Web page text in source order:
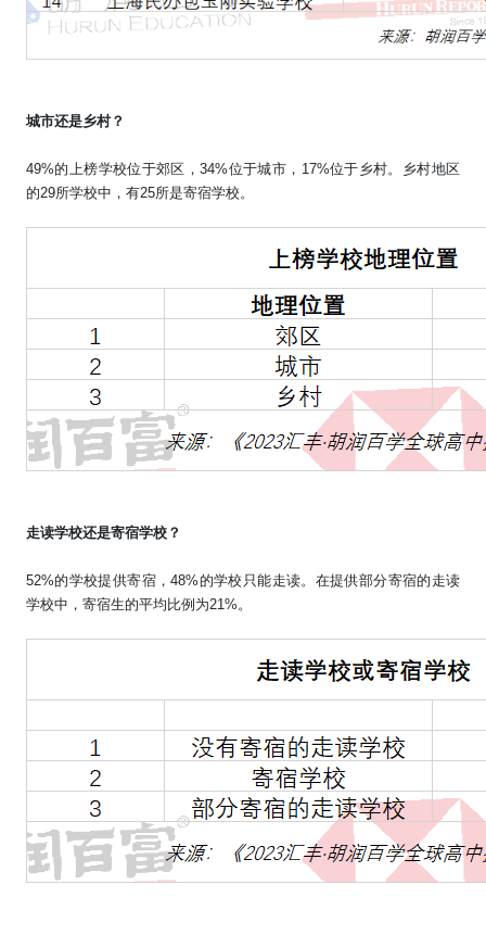
城市还是乡村？
49%的上榜学校位于郊区，34%位于城市， 17%位于乡村。乡村地区
的29所学校中，有25所是寄宿学校。
走读学校还是寄宿学校？
52%的学校提供寄宿，48% 的学校只能走读。在提供部分寄宿的走读
学校中，寄宿生的平均比例为21%。